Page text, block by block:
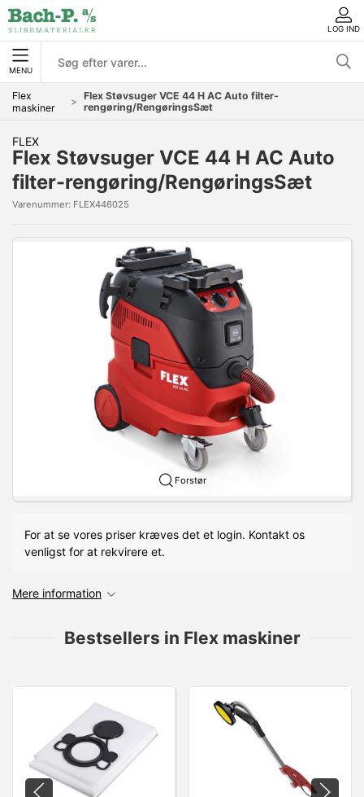
LOG IND
MENU
Flex
maskiner
Flex Støvsuger VCE 44 H AC Auto filter-
rengøring/RengøringsSæt
FLEX
Flex Støvsuger VCE 44 H AC Auto
filter-rengøring/RengøringsSæt
Varenummer: FLEX446025
Forstør
For at se vores priser kræves det et login. Kontakt os
venligst for at rekvirere et.
Mere information
Bestsellers in Flex maskiner